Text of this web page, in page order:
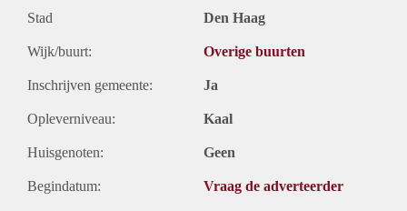
Stad Den Haag
Wijk/buurt: Overige buurten
Inschrijven gemeente: Ja
Opleverniveau: Kaal
Huisgenoten: Geen
Begindatum: Vraag de adverteerder